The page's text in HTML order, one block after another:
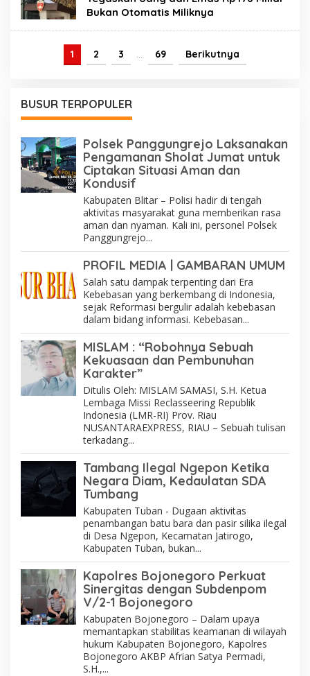
Bukan Otomatis Miliknya
1 2 3 … 69 Berikutnya
BUSUR TERPOPULER
Polsek Panggungrejo Laksanakan
Pengamanan Sholat Jumat untuk
Ciptakan Situasi Aman dan
Kondusif
Kabupaten Blitar – Polisi hadir di tengah
aktivitas masyarakat guna memberikan rasa
aman dan nyaman. Kali ini, personel Polsek
Panggungrejo...
PROFIL MEDIA | GAMBARAN UMUM
Salah satu dampak terpenting dari Era
Kebebasan yang berkembang di Indonesia,
sejak Reformasi bergulir adalah kebebasan
dalam bidang informasi. Kebebasan...
MISLAM : “Robohnya Sebuah
Kekuasaan dan Pembunuhan
Karakter”
Ditulis Oleh: MISLAM SAMASI, S.H. Ketua
Lembaga Missi Reclasseering Republik
Indonesia (LMR-RI) Prov. Riau
NUSANTARAEXPRESS, RIAU – Sebuah tulisan
terkadang...
Tambang Ilegal Ngepon Ketika
Negara Diam, Kedaulatan SDA
Tumbang
Kabupaten Tuban - Dugaan aktivitas
penambangan batu bara dan pasir silika ilegal
di Desa Ngepon, Kecamatan Jatirogo,
Kabupaten Tuban, bukan...
Kapolres Bojonegoro Perkuat
Sinergitas dengan Subdenpom
V/2-1 Bojonegoro
Kabupaten Bojonegoro – Dalam upaya
memantapkan stabilitas keamanan di wilayah
hukum Kabupaten Bojonegoro, Kapolres
Bojonegoro AKBP Afrian Satya Permadi,
S.H.,...